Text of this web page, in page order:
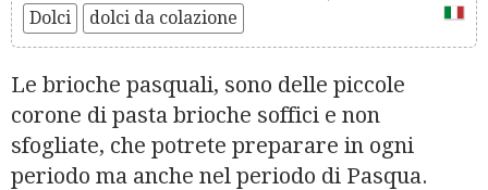
Dolci dolci da colazione
Le brioche pasquali, sono delle piccole
corone di pasta brioche soffici e non
sfogliate, che potrete preparare in ogni
periodo ma anche nel periodo di Pasqua.